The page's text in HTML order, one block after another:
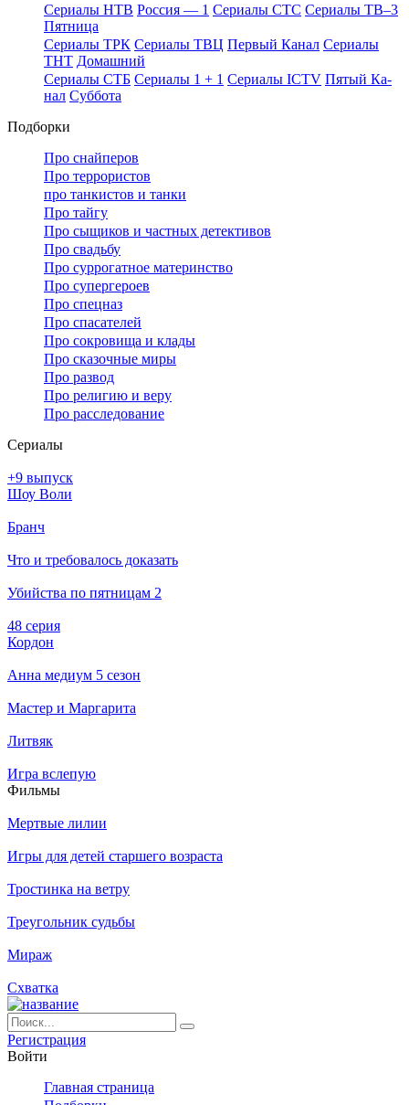
Се­риа­лы НТВ Рос­сия — 1 Се­риа­лы СТС Се­риа­лы ТВ–3
Пят­ни­ца
Се­риа­лы ТРК Се­риа­лы ТВЦ Пер­вый Ка­нал Се­риа­лы
ТНТ До­маш­ний
Се­риа­лы СТБ Се­риа­лы 1 + 1 Се­риа­лы ICTV Пя­тый Ка­
нал Суб­бо­та
Подборки
Про снайперов
Про террористов
про танкистов и танки
Про тайгу
Про сыщиков и частных детективов
Про свадьбу
Про суррогатное материнство
Про супергероев
Про спецназ
Про спасателей
Про сокровища и клады
Про сказочные миры
Про развод
Про религию и веру
Про расследование
Се­риа­лы
+9 выпуск
Шоу Воли
Бранч
Что и требовалось доказать
Убийства по пятницам 2
48 серия
Кордон
Анна медиум 5 сезон
Мастер и Маргарита
Литвяк
Игра вслепую
Филь­мы
Мертвые лилии
Игры для детей старшего возраста
Тростинка на ветру
Треугольник судьбы
Мираж
Схватка
Ре­ги­ст­ра­ция
Вой­ти
Глав­ная стра­ни­ца